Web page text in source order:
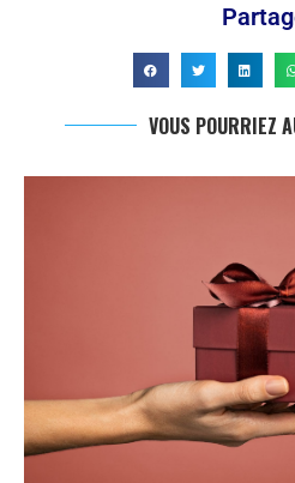
VOUS POURRIEZ